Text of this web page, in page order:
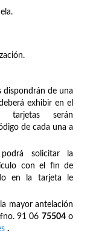
dispondrán de una
exhibir en el
tarjetas serán
de cada una a
solicitar la
con el fin de
en la tarjeta le
mayor antelación
91 06 75504o
.